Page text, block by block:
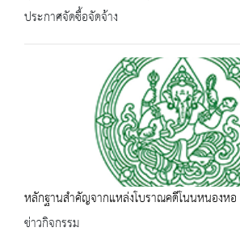
ประกาศจัดซื้อจัดจ้าง
หลักฐานสำคัญจากแหล่งโบราณคดีโนนหนองห
ข่าวกิจกรรม